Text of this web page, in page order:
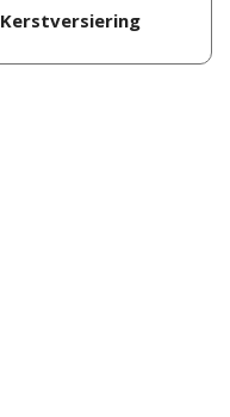
Kerstversiering